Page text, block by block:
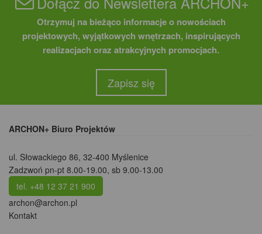
Otrzymuj na bieżąco informacje o nowościach
projektowych, wyjątkowych wnętrzach, inspirujących
realizacjach oraz atrakcyjnych promocjach.
Zapisz się
ARCHON+ Biuro Projektów
ul. Słowackiego 86, 32-400 Myślenice
Zadzwoń pn-pt 8.00-19.00, sb 9.00-13.00
tel. +48 12 37 21 900
archon@archon.pl
Kontakt